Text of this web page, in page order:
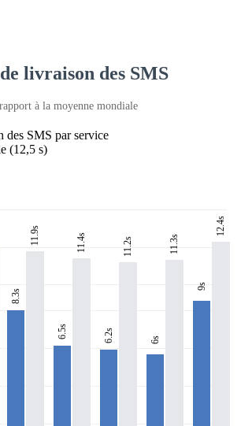
livraison des SMS
à la moyenne mondiale
des SMS par service
(12,5 s)
8.3s
11.9s
6.5s
11.4s
6.2s
11.2s
6s
11.3s
9s
12.4s